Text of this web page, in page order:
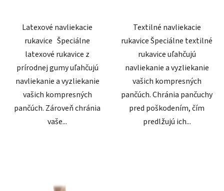
Latexové navliekacie
rukavice Špeciálne
latexové rukavice z
prírodnej gumy uľahčujú
navliekanie a vyzliekanie
vašich kompresných
pančúch. Zároveň chránia
vaše...
Textilné navliekacie
rukavice Špeciálne textilné
rukavice uľahčujú
navliekanie a vyzliekanie
vašich kompresných
pančúch. Chránia pančuchy
pred poškodením, čím
predlžujú ich...